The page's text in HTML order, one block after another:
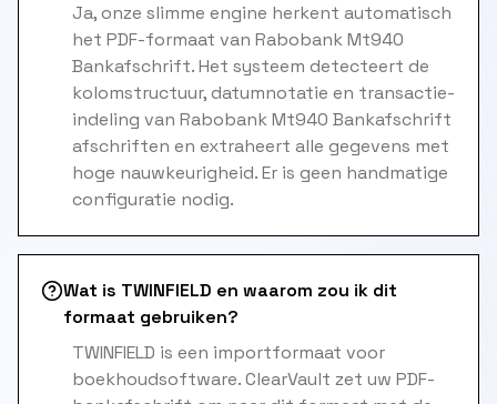
Ja, onze slimme engine herkent automatisch
het PDF-formaat van Rabobank Mt940
Bankafschrift. Het systeem detecteert de
kolomstructuur, datumnotatie en transactie-
indeling van Rabobank Mt940 Bankafschrift
afschriften en extraheert alle gegevens met
hoge nauwkeurigheid. Er is geen handmatige
configuratie nodig.
Wat is TWINFIELD en waarom zou ik dit
formaat gebruiken?
TWINFIELD is een importformaat voor
boekhoudsoftware. ClearVault zet uw PDF-